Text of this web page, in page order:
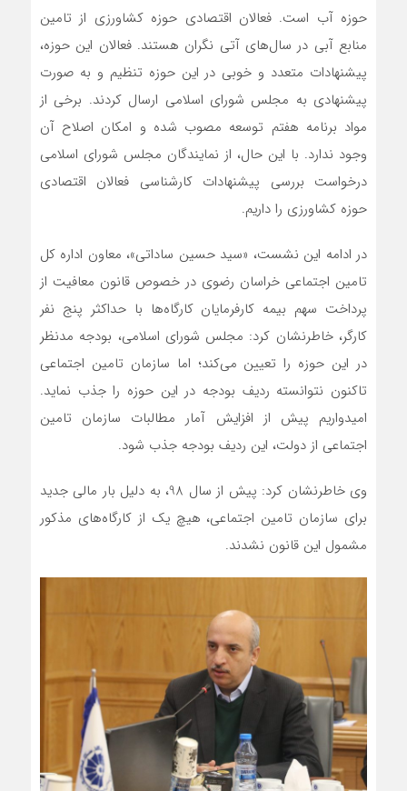
حوزه آب است. فعالان اقتصادی حوزه کشاورزی از تامین
منابع آبی در سال‌های آتی نگران هستند. فعالان این حوزه،
پیشنهادات متعدد و خوبی در این حوزه تنظیم و به صورت
پیشنهادی به مجلس شورای اسلامی ارسال کردند. برخی از
مواد برنامه هفتم توسعه مصوب شده و امکان اصلاح آن
وجود ندارد. با این حال، از نمایندگان مجلس شورای اسلامی
درخواست بررسی پیشنهادات کارشناسی فعالان اقتصادی
حوزه کشاورزی را داریم.
در ادامه این نشست، «سید حسین ساداتی»، معاون اداره کل
تامین اجتماعی خراسان رضوی در خصوص قانون معافیت از
پرداخت سهم بیمه کارفرمایان کارگاه‌ها با حداکثر پنج نفر
کارگر، خاطرنشان کرد: مجلس شورای اسلامی، بودجه مدنظر
در این حوزه را تعیین می‌کند؛ اما سازمان تامین اجتماعی
تاکنون نتوانسته ردیف بودجه در این حوزه را جذب نماید.
امیدواریم پیش از افزایش آمار مطالبات سازمان تامین
اجتماعی از دولت، این ردیف بودجه جذب شود.
وی خاطرنشان کرد: پیش از سال 98، به دلیل بار مالی جدید
برای سازمان تامین اجتماعی، هیچ یک از کارگاه‌های مذکور
مشمول این قانون نشدند.